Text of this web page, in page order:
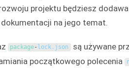
projektu będziesz
na jego temat.
package- lock . json są używane
początkowego polecenia